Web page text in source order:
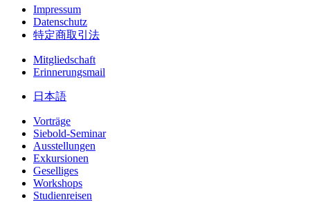
Impressum
Datenschutz
特定商取引法
Mitgliedschaft
Erinnerungsmail
日本語
Vorträge
Siebold-Seminar
Ausstellungen
Exkursionen
Geselliges
Workshops
Studienreisen